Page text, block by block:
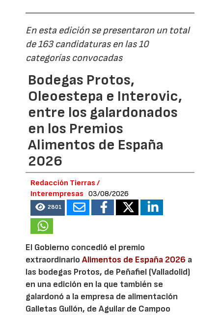
En esta edición se presentaron un total
de 163 candidaturas en las 10
categorías convocadas
Bodegas Protos,
Oleoestepa e Interovic,
entre los galardonados
en los Premios
Alimentos de España
2026
Redacción Tierras /
Interempresas
03/08/2026
2801
El Gobierno concedió el premio
extraordinarioAlimentos de España 2026 a
las bodegas Protos, de Peñafiel (Valladolid)
en una edición en la que también se
galardonó a la empresa de alimentación
Galletas Gullón, de Aguilar de Campoo